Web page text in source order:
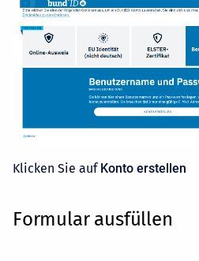
Klicken Sie auf Konto erstellen
Formular ausfüllen